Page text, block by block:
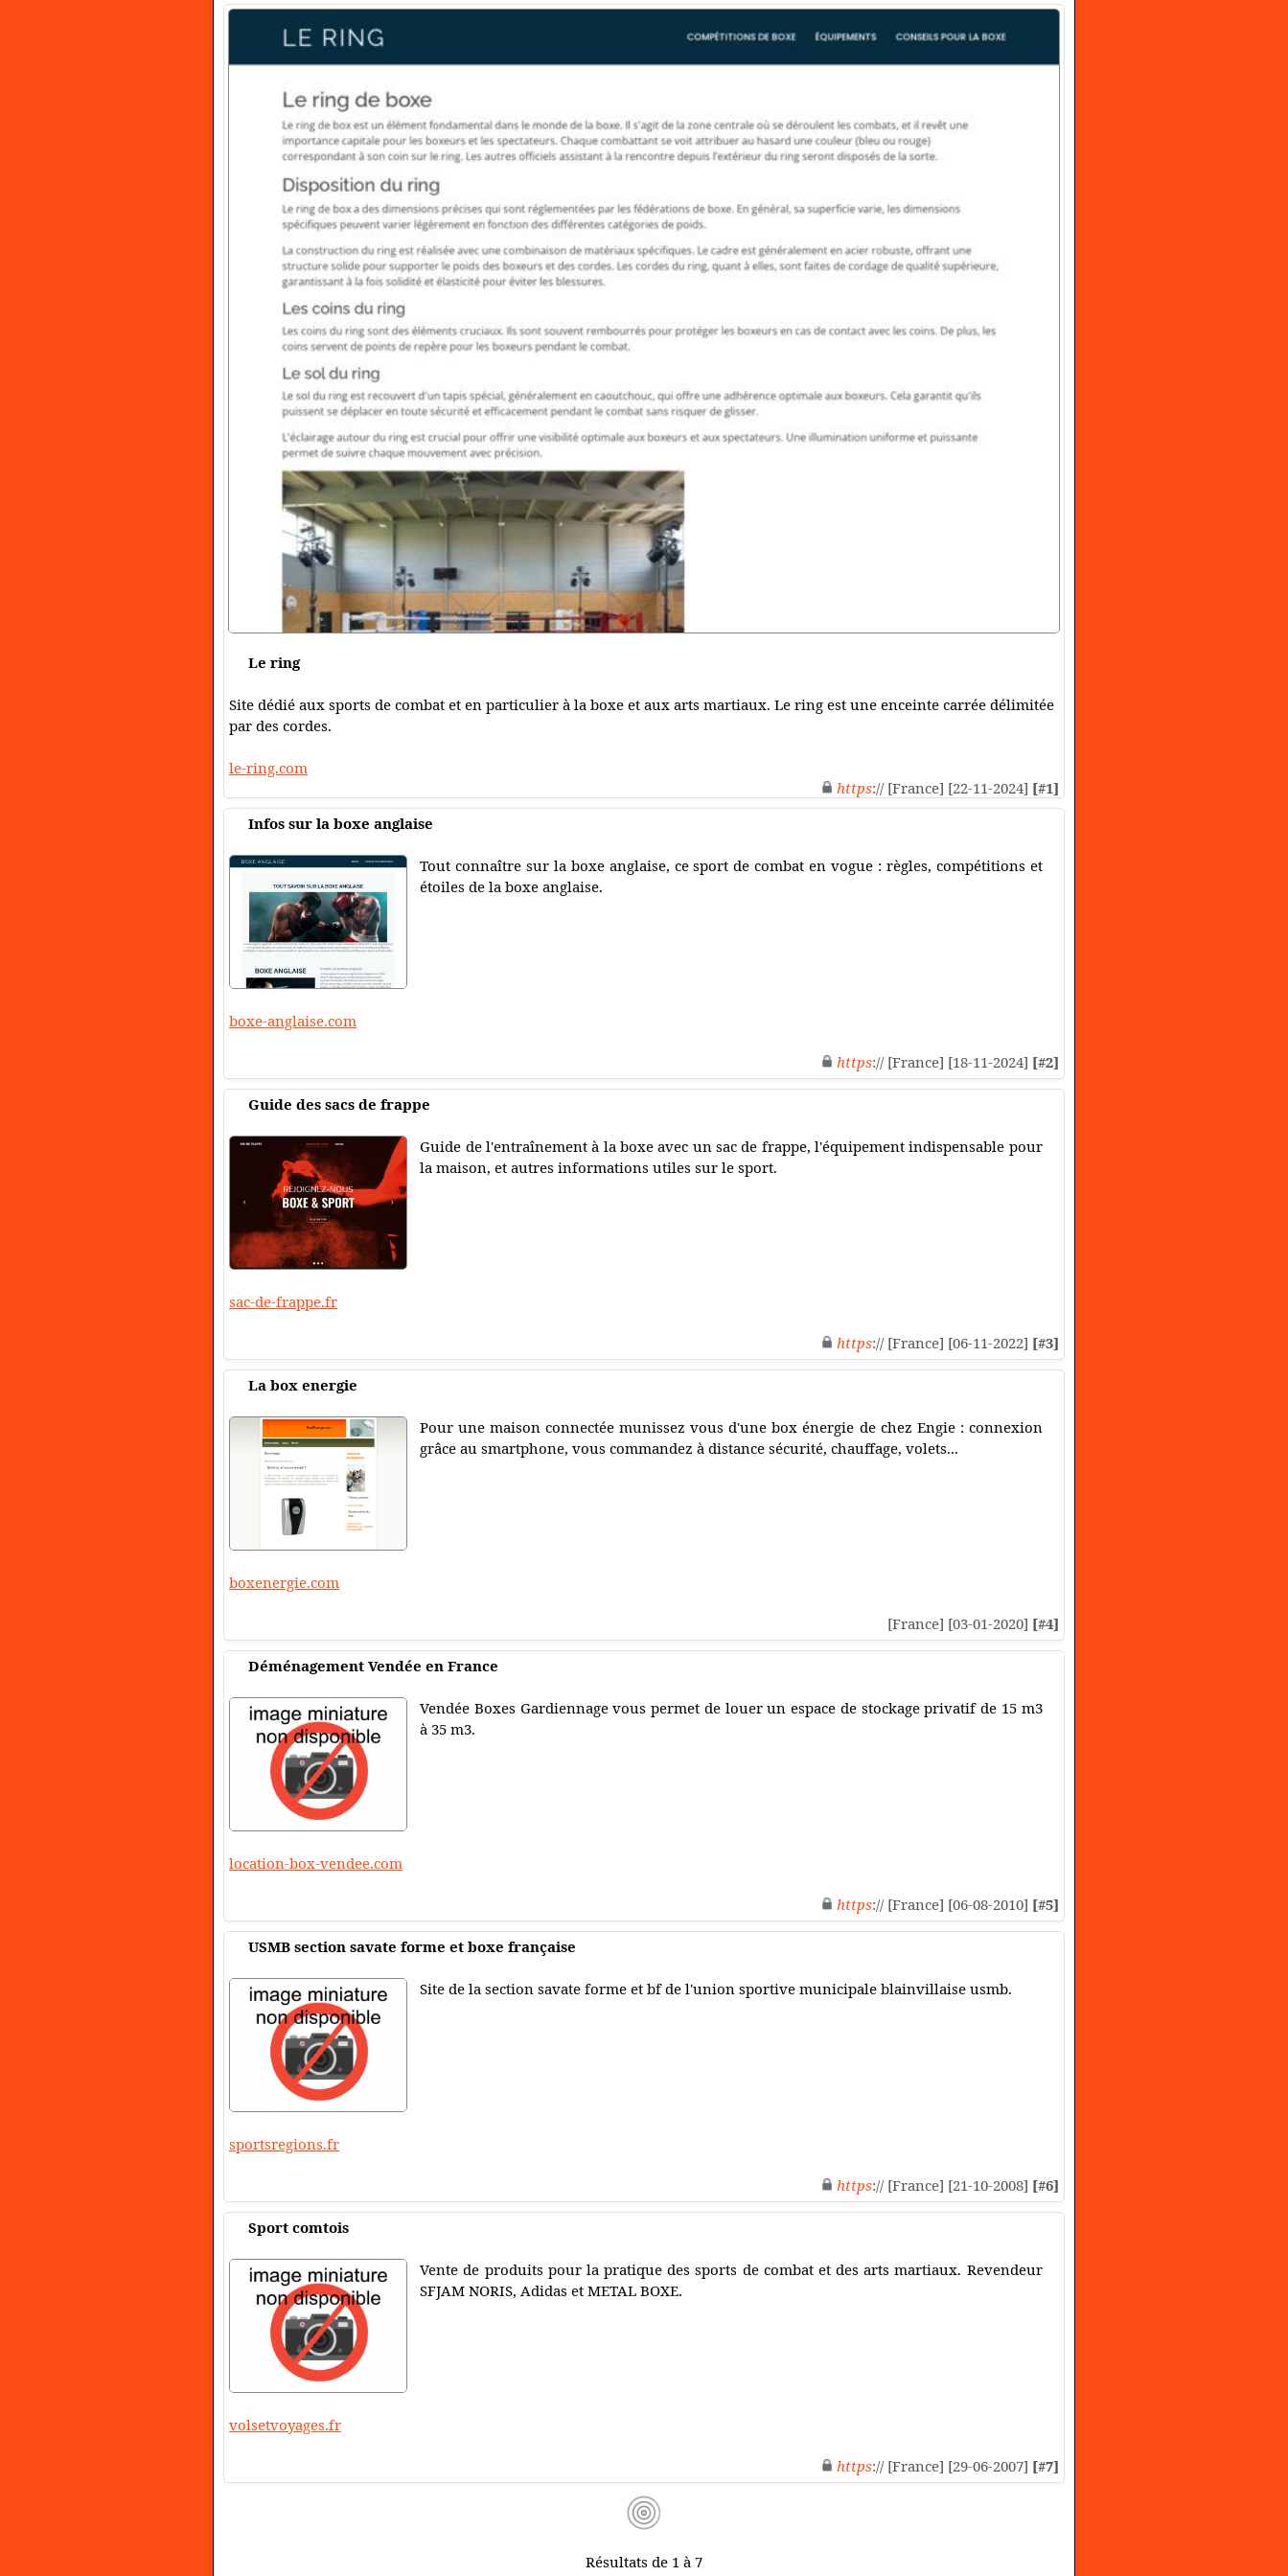
Le ring
Site dédié aux sports de combat et en particulier à la boxe et aux arts martiaux. Le ring est une enceinte carrée délimitée
par des cordes.
le-ring.com
https:// [France] [22-11-2024] [#1]
Infos sur la boxe anglaise
Tout connaître sur la boxe anglaise, ce sport de combat en vogue : règles, compétitions et
étoiles de la boxe anglaise.
boxe-anglaise.com
https:// [France] [18-11-2024] [#2]
Guide des sacs de frappe
Guide de l'entraînement à la boxe avec un sac de frappe, l'équipement indispensable pour
la maison, et autres informations utiles sur le sport.
sac-de-frappe.fr
https:// [France] [06-11-2022] [#3]
La box energie
Pour une maison connectée munissez vous d'une box énergie de chez Engie : connexion
grâce au smartphone, vous commandez à distance sécurité, chauffage, volets...
boxenergie.com
[France] [03-01-2020] [#4]
Déménagement Vendée en France
Vendée Boxes Gardiennage vous permet de louer un espace de stockage privatif de 15 m3
à 35 m3.
location-box-vendee.com
https:// [France] [06-08-2010] [#5]
USMB section savate forme et boxe française
Site de la section savate forme et bf de l'union sportive municipale blainvillaise usmb.
sportsregions.fr
https:// [France] [21-10-2008] [#6]
Sport comtois
Vente de produits pour la pratique des sports de combat et des arts martiaux. Revendeur
SFJAM NORIS, Adidas et METAL BOXE.
volsetvoyages.fr
https:// [France] [29-06-2007] [#7]
Résultats de 1 à 7